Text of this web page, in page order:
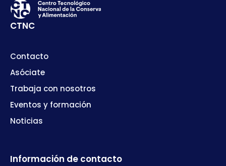
CTNC
Contacto
Asóciate
Trabaja con nosotros
Eventos y formación
Noticias
Información de contacto